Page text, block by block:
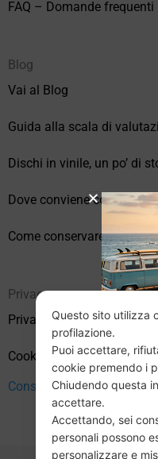
FAQ – Domande frequenti
Blog
Vai al Blog
Guida alla scala di
Dischi in vinile, un po’ di
Dove conviene comprare
Come conservare
Privacy
Privacy Policy
Cookie Policy (UE)
Consenso
Questo sito utilizza
profilazione.
Puoi accettare,
cookie premendo i
Chiudendo questa
accettare.
Accettando, sei
personali possono
personalizzare e